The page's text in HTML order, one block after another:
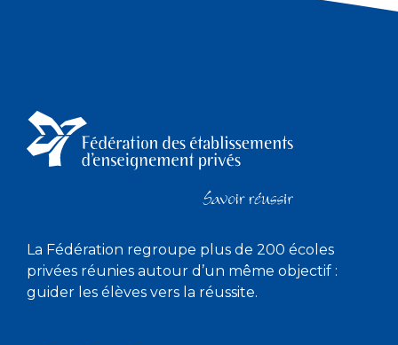
La Fédération regroupe plus de 200 écoles
privées réunies autour d’un même objectif :
guider les élèves vers la réussite.